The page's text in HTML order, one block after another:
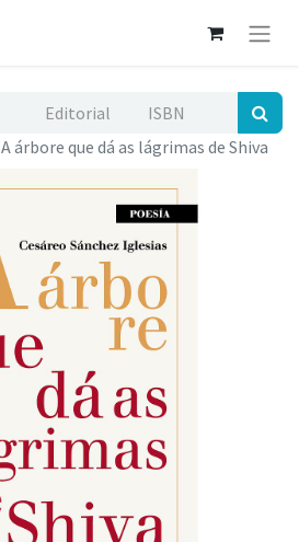
A árbore que dá as lágrimas de Shiva